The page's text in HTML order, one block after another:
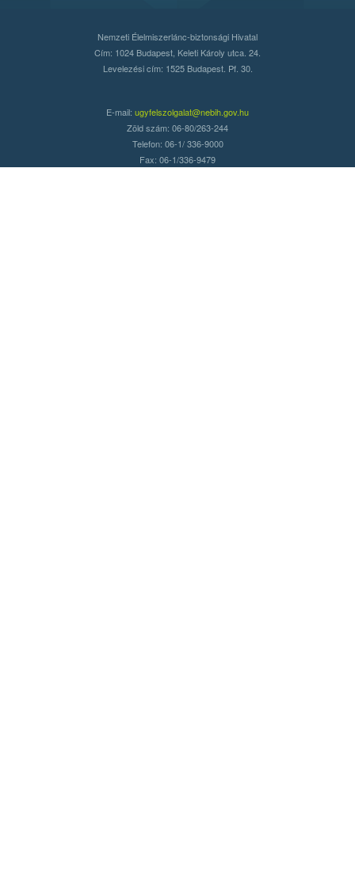
Nemzeti Élelmiszerlánc-biztonsági Hivatal
Cím: 1024 Budapest, Keleti Károly utca. 24.
Levelezési cím: 1525 Budapest. Pf. 30.
E-mail: ugyfelszolgalat@nebih.gov.hu
Zöld szám: 06-80/263-244
Telefon: 06-1/ 336-9000
Fax: 06-1/336-9479